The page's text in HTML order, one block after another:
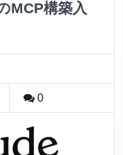
MCP構築入
0